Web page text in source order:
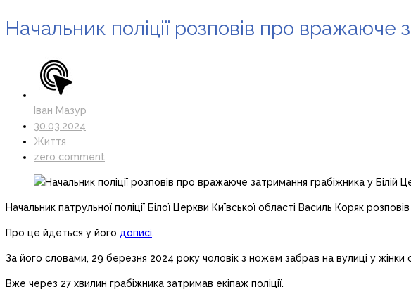
Начальник поліції розповів про вражаюче
Іван Мазур
30.03.2024
Життя
zero comment
Начальник патрульної поліції Білої Церкви Київської області Василь Коряк
Про це йдеться у його дописі.
За його словами, 29 березня 2024 року чоловік з ножем забрав на вулиці у жінки
Вже через 27 хвилин грабіжника затримав екіпаж поліції.